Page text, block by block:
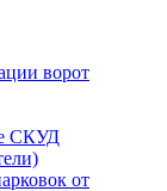
ворот
СКУД
от